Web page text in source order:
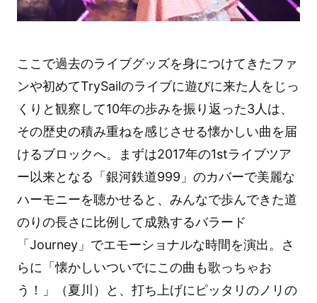
ここで過去のライブグッズを身につけてきたファ
ンや初めてTrySailのライブに遊びに来た人をじっ
くりと観察して10年の歩みを振り返った3人は、
その歴史の積み重ねを感じさせる懐かしい曲を届
けるブロックへ。まずは2017年の1stライブツア
ー以来となる「銀河鉄道999」のカバーで美麗な
ハーモニーを聴かせると、みんなで歩んできた道
のりの長さに比例して成熟するバラード
「Journey」でエモーショナルな時間を演出。さ
らに「懐かしいついでにこの曲も歌っちゃお
う！」（夏川）と、打ち上げにピッタリのノリの